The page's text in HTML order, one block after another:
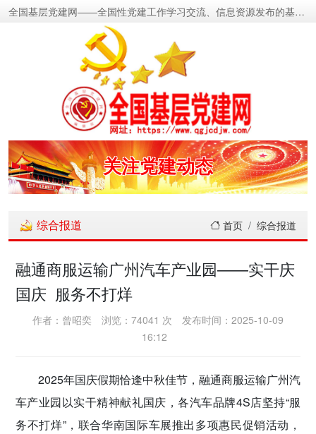
全国基层党建网——全国性党建工作学习交流、信息资源发布的基层党建新闻门户网
密切党群关系
传递党的声音
关注党建动态
传播党建理论
密切党群关系
传递党的声音
综合报道 首页 综合报道
融通商服运输广州汽车产业园——实干庆
国庆 服务不打烊
作者：曾昭奕 浏览：74041 次
发布时间：2025-10-09
16:12
2025年国庆假期恰逢中秋佳节，融通商服运输广州汽
车产业园以实干精神献礼国庆，各汽车品牌4S店坚持“服
务不打烊”，联合华南国际车展推出多项惠民促销活动，